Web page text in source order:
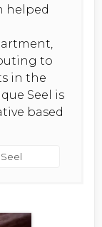
helped
to
in the
Seel is
based